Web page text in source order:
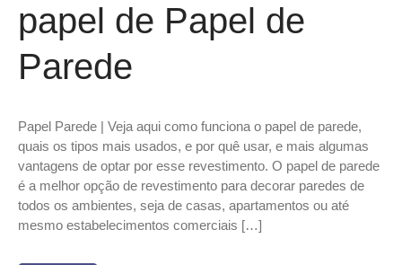
papel de Papel de
Parede
Papel Parede | Veja aqui como funciona o papel de parede,
quais os tipos mais usados, e por quê usar, e mais algumas
vantagens de optar por esse revestimento. O papel de parede
é a melhor opção de revestimento para decorar paredes de
todos os ambientes, seja de casas, apartamentos ou até
mesmo estabelecimentos comerciais […]